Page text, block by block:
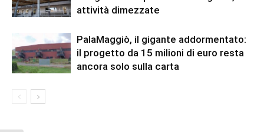
attività dimezzate
PalaMaggiò, il gigante addormentato:
il progetto da 15 milioni di euro resta
ancora solo sulla carta